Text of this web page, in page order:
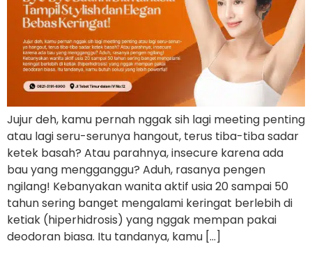
Jujur deh, kamu pernah nggak sih lagi meeting penting
atau lagi seru-serunya hangout, terus tiba-tiba sadar
ketek basah? Atau parahnya, insecure karena ada
bau yang mengganggu? Aduh, rasanya pengen
ngilang! Kebanyakan wanita aktif usia 20 sampai 50
tahun sering banget mengalami keringat berlebih di
ketiak (hiperhidrosis) yang nggak mempan pakai
deodoran biasa. Itu tandanya, kamu […]